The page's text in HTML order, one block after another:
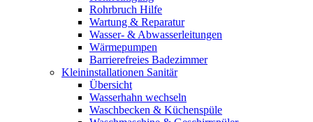
Rohrbruch Hilfe
Wartung & Reparatur
Wasser- & Abwasserleitungen
Wärmepumpen
Barrierefreies Badezimmer
Kleininstallationen Sanitär
Übersicht
Wasserhahn wechseln
Waschbecken & Küchenspüle